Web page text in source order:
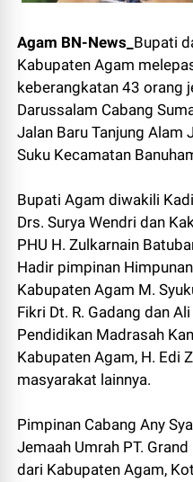
Agam BN-News_ Bupati
Kabupaten Agam
keberangkatan 43 orang
Darussalam Cabang
Jalan Baru Tanjung Alam
Suku Kecamatan
Bupati Agam diwakili
Drs. Surya Wendri dan
PHU H. Zulkarnain
Hadir pimpinan
Kabupaten Agam M.
Fikri Dt. R. Gadang dan
Pendidikan Madrasah
Kabupaten Agam, H. Edi
masyarakat lainnya.
Pimpinan Cabang Any
Jemaah Umrah PT.
dari Kabupaten Agam,